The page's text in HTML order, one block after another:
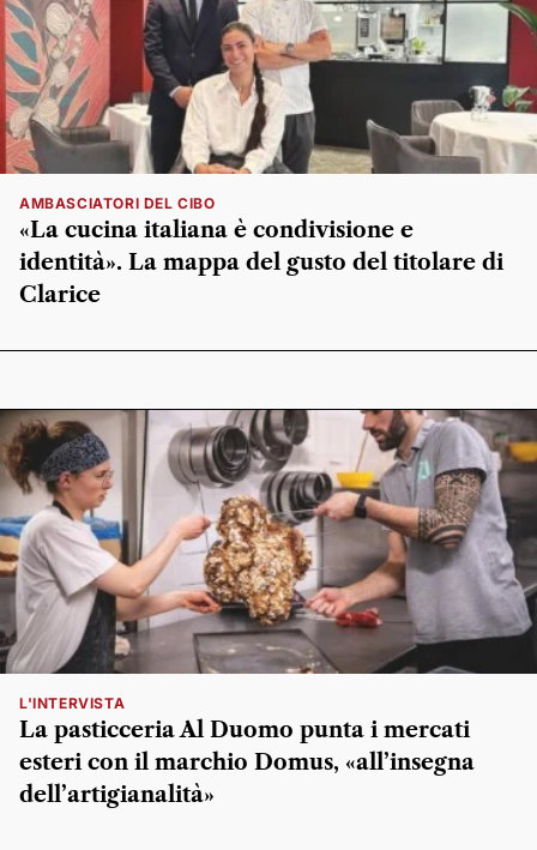
AMBASCIATORI DEL CIBO
«La cucina italiana è condivisione e
identità». La mappa del gusto del titolare di
Clarice
L'INTERVISTA
La pasticceria Al Duomo punta i mercati
esteri con il marchio Domus, «all’insegna
dell’artigianalità»